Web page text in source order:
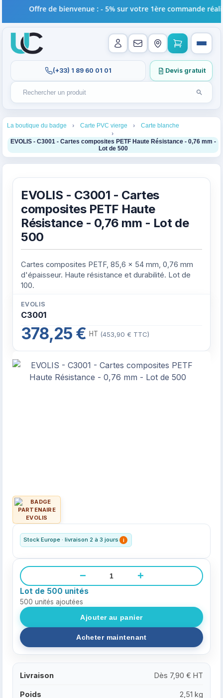
Rechercher un produit
Recherches récentes au focus. Tapez au moins 2
Lancer
(+33) 1 89 60 01 01 Devis gratuit
Offre de bienvenue : - 5% sur votre 1ère commande
La boutique du badge Carte PVC vierge Carte blanche
EVOLIS - C3001 - Cartes composites PETF Haute Résistance - 0,76 mm -
Lot de 500
4
EVOLIS - C3001 - Cartes
composites PETF Haute
Résistance - 0,76 mm - Lot de
500
Cartes composites PETF, 85,6 x 54 mm, 0,76 mm
d'épaisseur. Haute résistance et durabilité. Lot de
100.
EVOLIS
C3001
378,25 € HT (453,90 € TTC)
Stock Europe · livraison 2 à 3 jours i
− +
Lot de 500 unités
500 unités ajoutées
Livraison Dès 7,90 € HT
Poids 2,51 kg